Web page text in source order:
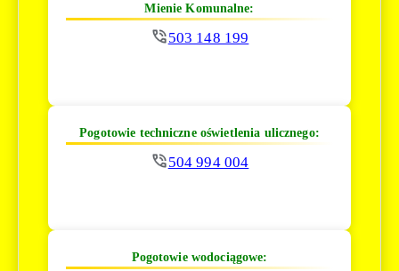
Mienie Komunalne:
503 148 199
Pogotowie techniczne oświetlenia ulicznego:
504 994 004
Pogotowie wodociągowe: